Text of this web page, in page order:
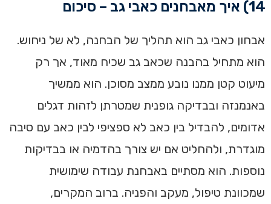
14) איך מאבחנים כאבי גב – סיכום
אבחון כאבי גב הוא תהליך של הבחנה, לא של ניחוש.
הוא מתחיל בהבנה שכאב גב שכיח מאוד, אך רק
מיעוט קטן ממנו נובע ממצב מסוכן. הוא ממשיך
באנמנזה ובבדיקה גופנית שמטרתן לזהות דגלים
אדומים, להבדיל בין כאב לא ספציפי לבין כאב עם סיבה
מוגדרת, ולהחליט אם יש צורך בהדמיה או בבדיקות
נוספות. הוא מסתיים באבחנת עבודה שימושית
שמכוונת טיפול, מעקב והפניה. ברוב המקרים,